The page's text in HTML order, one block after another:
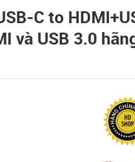
C to
và USB 3.0